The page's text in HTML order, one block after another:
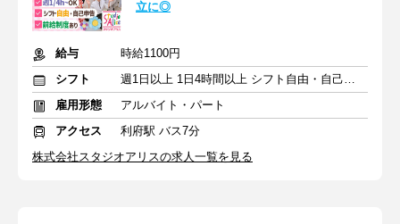
立に◎
給与
時給1100円
シフト
週1日以上 1日4時間以上 シフト自由・自己申告
雇用形態
アルバイト・パート
アクセス
利府駅 バス7分
株式会社スタジオアリスの求人一覧を見る